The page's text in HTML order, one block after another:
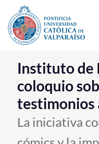
Click acá para ir
La Universidad
Investigación,
PUCV Internacional
Vinculación con el
Instituto de
coloquio
La iniciativa